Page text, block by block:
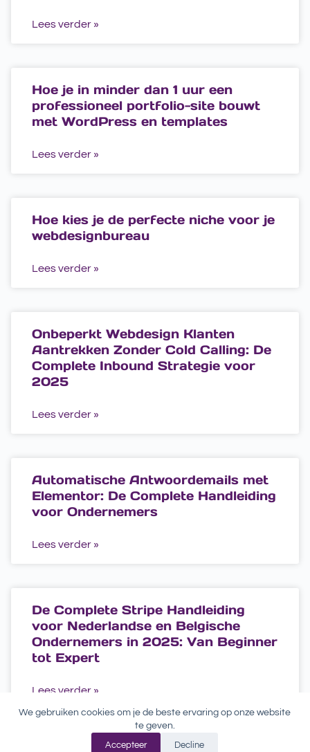
We gebruiken cookies om je de beste ervaring op onze website
te geven.
Accepteer
Decline
Lees verder »
Hoe je in minder dan 1 uur een
professioneel portfolio-site bouwt
met WordPress en templates
Lees verder »
Hoe kies je de perfecte niche voor je
webdesignbureau
Lees verder »
Onbeperkt Webdesign Klanten
Aantrekken Zonder Cold Calling: De
Complete Inbound Strategie voor
2025
Lees verder »
Automatische Antwoordemails met
Elementor: De Complete Handleiding
voor Ondernemers
Lees verder »
De Complete Stripe Handleiding
voor Nederlandse en Belgische
Ondernemers in 2025: Van Beginner
tot Expert
Lees verder »